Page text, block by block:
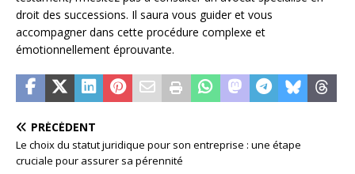
droit des successions. Il saura vous guider et vous
accompagner dans cette procédure complexe et
émotionnellement éprouvante.
PRÉCÉDENT
Le choix du statut juridique pour son entreprise : une étape
cruciale pour assurer sa pérennité